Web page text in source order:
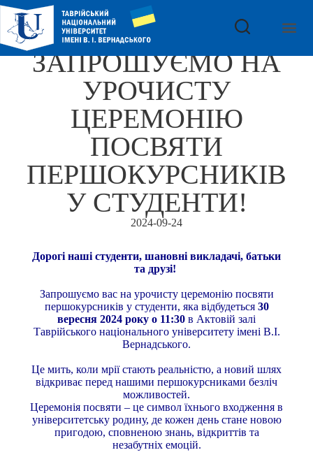
ЗАПРОШУЄМО НА
УРОЧИСТУ
ЦЕРЕМОНІЮ
ПОСВЯТИ
ПЕРШОКУРСНИКІВ
У СТУДЕНТИ!
2024-09-24
Дорогі наші студенти, шановні викладачі, батьки
та друзі!
Запрошуємо вас на урочисту церемонію посвяти
першокурсників у студенти, яка відбудеться 30
вересня 2024 року о 11:30 в Актовій залі
Таврійського національного університету імені В.І.
Вернадського.
Це мить, коли мрії стають реальністю, а новий шлях
відкриває перед нашими першокурсниками безліч
можливостей.
Церемонія посвяти – це символ їхнього входження в
університетську родину, де кожен день стане новою
пригодою, сповненою знань, відкриттів та
незабутніх емоцій.